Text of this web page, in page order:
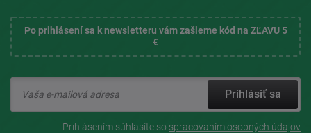
Po prihlásení sa k newsletteru vám zašleme kód na ZĽAVU 5
€
Prihlásiť sa
Prihlásením súhlasíte so spracovaním osobných údajov